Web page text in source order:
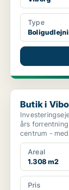
Type
Butik i Viborg
Butik i
års
Areal
1.308 m2
Pris